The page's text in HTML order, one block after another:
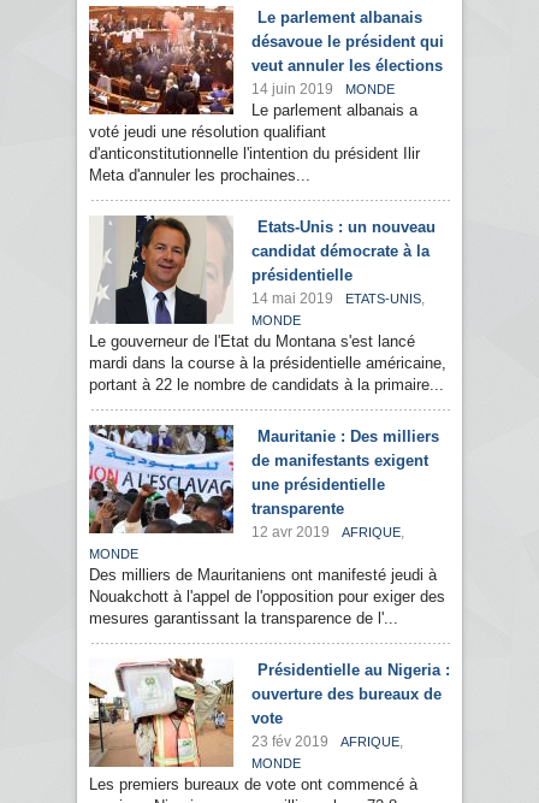
Le parlement albanais
désavoue le président qui
veut annuler les élections
14 juin 2019 MONDE
Le parlement albanais a
voté jeudi une résolution qualifiant
d'anticonstitutionnelle l'intention du président Ilir
Meta d'annuler les prochaines...
Etats-Unis : un nouveau
candidat démocrate à la
présidentielle
14 mai 2019 ETATS-UNIS,
MONDE
Le gouverneur de l'Etat du Montana s'est lancé
mardi dans la course à la présidentielle américaine,
portant à 22 le nombre de candidats à la primaire...
Mauritanie : Des milliers
de manifestants exigent
une présidentielle
transparente
12 avr 2019 AFRIQUE,
MONDE
Des milliers de Mauritaniens ont manifesté jeudi à
Nouakchott à l'appel de l'opposition pour exiger des
mesures garantissant la transparence de l'...
Présidentielle au Nigeria :
ouverture des bureaux de
vote
23 fév 2019 AFRIQUE,
MONDE
Les premiers bureaux de vote ont commencé à